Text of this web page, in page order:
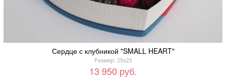
Сердце с клубникой "SMALL HEART"
Размер: 25x25
13 950 руб.